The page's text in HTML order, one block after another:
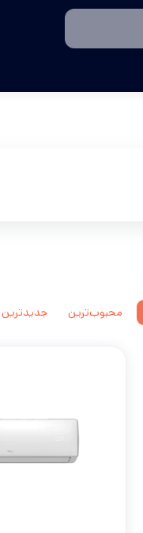
محبوب‌ترین جدیدترین